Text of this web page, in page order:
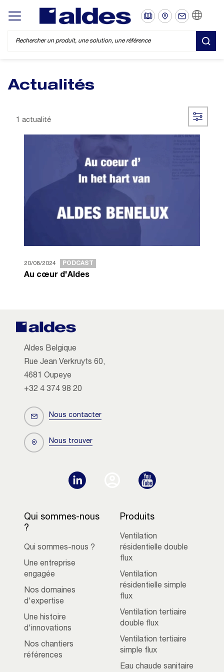
Display/hide main menu
Actualités
1 actualité
20/08/2024 PODCAST
Au cœur d'Aldes
Aldes Belgique
Rue Jean Verkruyts 60,
4681 Oupeye
+32 4 374 98 20
Nous contacter
Nous trouver
Qui sommes-nous
?
Qui sommes-nous ?
Une entreprise
engagée
Nos domaines
d'expertise
Une histoire
d'innovations
Nos chantiers
références
Produits
Ventilation
résidentielle double
flux
Ventilation
résidentielle simple
flux
Ventilation tertiaire
double flux
Ventilation tertiaire
simple flux
Eau chaude sanitaire